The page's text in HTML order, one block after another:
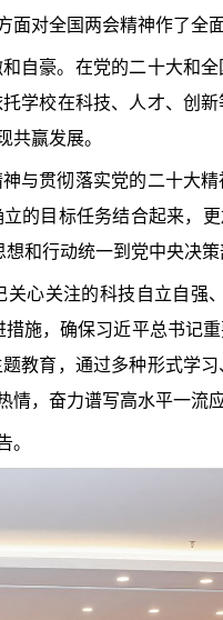
对全国两会精神作了全
自豪。在党的二十大和
学校在科技、人才、创
共赢发展。
与贯彻落实党的二十大
的目标任务结合起来，
和行动统一到党中央决策
心关注的科技自立自强
施，确保习近平总书记
教育，通过多种形式学
，奋力谱写高水平一流
。